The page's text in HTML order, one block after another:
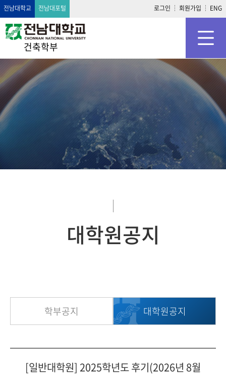
전남대학교 전남대포털 로그인 회원가입 ENG
건축학부
대학원공지
학부공지 대학원공지
[일반대학원] 2025학년도 후기(2026년 8월